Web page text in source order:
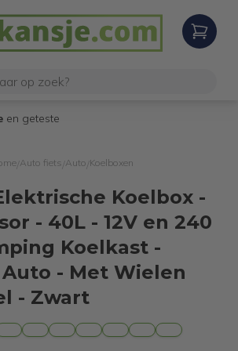
en geteste
Auto fiets Auto Koelboxen
Koelbox -
- 40L - 12V en 240
Koelkast -
- Met Wielen
- Zwart